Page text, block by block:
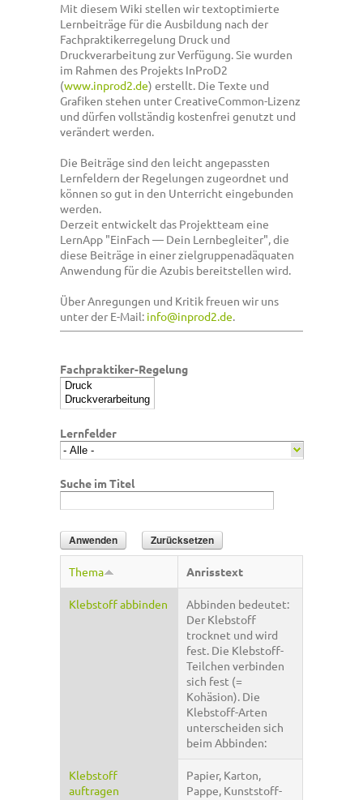
Mit diesem Wiki stellen wir textoptimierte
Lernbeiträge für die Ausbildung nach der
Fachpraktikerregelung Druck und
Druckverarbeitung zur Verfügung. Sie wurden
im Rahmen des Projekts InProD2
(www.inprod2.de) erstellt. Die Texte und
Grafiken stehen unter CreativeCommon-Lizenz
und dürfen vollständig kostenfrei genutzt und
verändert werden.
Die Beiträge sind den leicht angepassten
Lernfeldern der Regelungen zugeordnet und
können so gut in den Unterricht eingebunden
werden.
Derzeit entwickelt das Projektteam eine
LernApp "EinFach — Dein Lernbegleiter", die
diese Beiträge in einer zielgruppenadäquaten
Anwendung für die Azubis bereitstellen wird.
Über Anregungen und Kritik freuen wir uns
unter der E-Mail: info@inprod2.de.
Fachpraktiker-Regelung
Lernfelder
Suche im Titel
Thema Anrisstext
Klebstoff abbinden
Abbinden bedeutet:
Der Klebstoff
trocknet und wird
fest. Die Klebstoff-
Teilchen verbinden
sich fest (=
Kohäsion). Die
Klebstoff-Arten
unterscheiden sich
beim Abbinden:
Klebstoff
auftragen
Papier, Karton,
Pappe, Kunststoff-